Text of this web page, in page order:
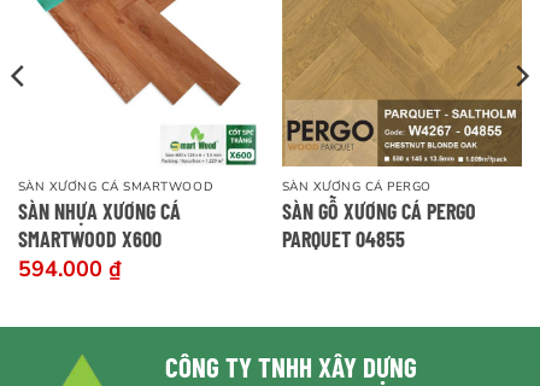
SÀN XƯƠNG CÁ SMARTWOOD
SÀN NHỰA XƯƠNG CÁ
SMARTWOOD X600
594.000 ₫
SÀN XƯƠNG CÁ PERGO
SÀN GỖ XƯƠNG CÁ PERGO
PARQUET 04855
CÔNG TY TNHH XÂY DỰNG